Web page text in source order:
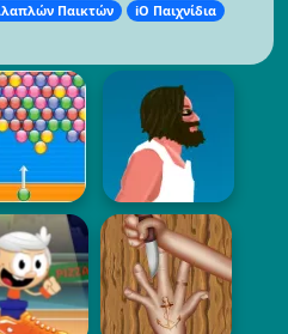
Παικτών iO Παιχνίδια